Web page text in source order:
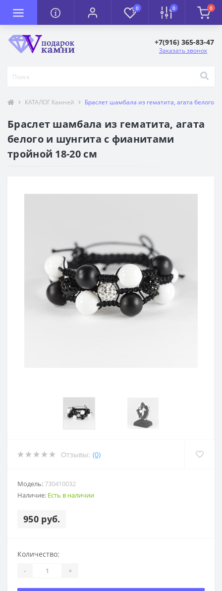
0 0 0
+7(916) 365-83-47
Заказать звонок
КАТАЛОГ Камней Браслет шамбала из гематита, агата белого
Браслет шамбала из гематита, агата
белого и шунгита с фианитами
тройной 18-20 см
Отзывы: (0)
Модель:730410032
Наличие: Есть в наличии
950 руб.
Количество:
- +